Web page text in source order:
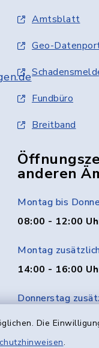
Die
.
Amtsblatt
Geo-
Fundbüro
Breitband
anderen
Montag bis
08:00 - 12:00
Montag
14:00 - 16:00
Donnerstag
14:00 - 18:00 Uhr